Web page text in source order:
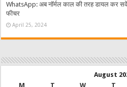
WhatsApp: अब नॉर्मल काल की तरह डायल कर
फीचर
April 25, 2024
August
M
T W T